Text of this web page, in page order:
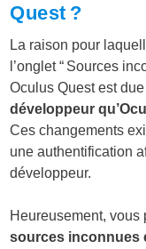
Quest ?
La raison pour
l’onglet “ Sources
Oculus Quest est
développeur
Ces changements
une authentification
développeur.
Heureusement, vous
sources inconnues